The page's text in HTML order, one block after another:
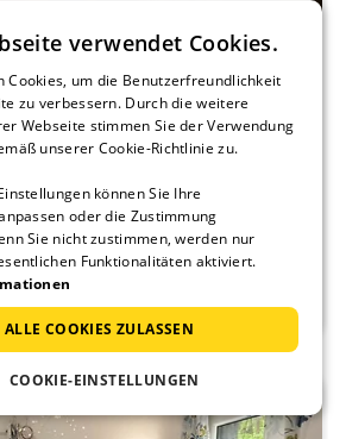
links)
ist eine exklusive Bädervilla
die in den Jahren 2007 bis 2008
verwendet Cookies.
Cookies, um die Benutzerfreundlichkeit
zu verbessern. Durch die weitere
Webseite stimmen Sie der Verwendung
unserer Cookie-Richtlinie zu.
können Sie Ihre
oder die Zustimmung
Sie nicht zustimmen, werden nur
Funktionalitäten aktiviert.
ALLE COOKIES ZULASSEN
COOKIE-EINSTELLUNGEN